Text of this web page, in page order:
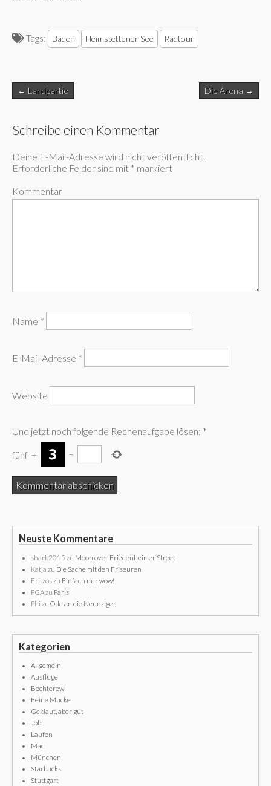
Tags: Baden Heimstettener See Radtour
Post
navigation
← Landpartie Die Arena →
Schreibe einen Kommentar
Deine E-Mail-Adresse wird nicht veröffentlicht.
Erforderliche Felder sind mit * markiert
Kommentar
Name *
E-Mail-Adresse *
Website
Und jetzt noch folgende Rechenaufgabe lösen: *
fünf + =
Neuste Kommentare
shark2015 zu Moon over Friedenheimer Street
Katja zu Die Sache mit den Friseuren
Fritzoszu Einfach nur wow!
PGAzu Paris
Phi zu Ode an die Neunziger
Kategorien
Allgemein
Ausflüge
Bechterew
Feine Mucke
Geklaut, aber gut
Job
Laufen
Mac
München
Starbucks
Stuttgart